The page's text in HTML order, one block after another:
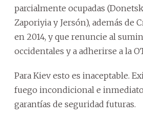
parcialmente ocupadas
Zaporiyia y Jersón), además de
en 2014, y que renuncie al
occidentales y a adherirse a la
Para Kiev esto es inaceptable.
fuego incondicional e
garantías de seguridad futuras.